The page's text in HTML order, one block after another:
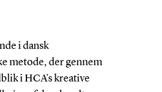
i dansk
metode, der gennem
i HCA’s kreative